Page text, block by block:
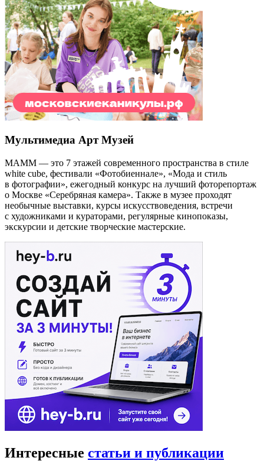
Мультимедиа Арт Музей
МАММ — это 7 этажей современного пространства в стиле
white cube, фестивали «Фотобиеннале», «Мода и стиль
в фотографии», ежегодный конкурс на лучший фоторепортаж
о Москве «Серебряная камера». Также в музее проходят
необычные выставки, курсы искусствоведения, встречи
с художниками и кураторами, регулярные кинопоказы,
экскурсии и детские творческие мастерские.
Интересные статьи и публикации